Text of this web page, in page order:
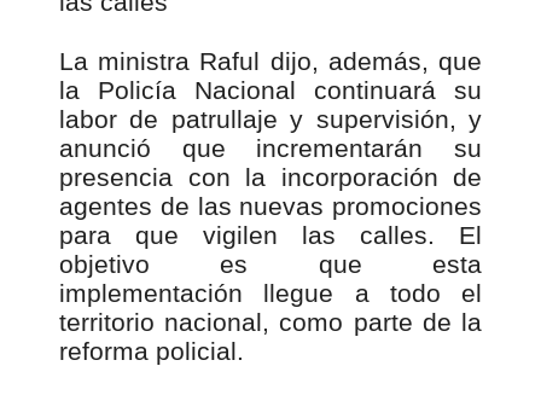
La ministra Raful dijo, además, que
la Policía Nacional continuará su
labor de patrullaje y supervisión, y
anunció que incrementarán su
presencia con la incorporación de
agentes de las nuevas promociones
para que vigilen las calles. El
objetivo es que esta
implementación llegue a todo el
territorio nacional, como parte de la
reforma policial.